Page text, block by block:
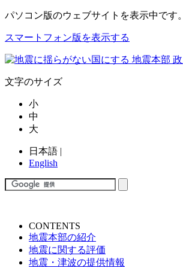
パソコン版のウェブサイトを表示中です。
スマートフォン版を表示する
文字のサイズ
小
中
大
日本語 |
English
CONTENTS
地震本部の紹介
地震に関する評価
地震・津波の提供情報